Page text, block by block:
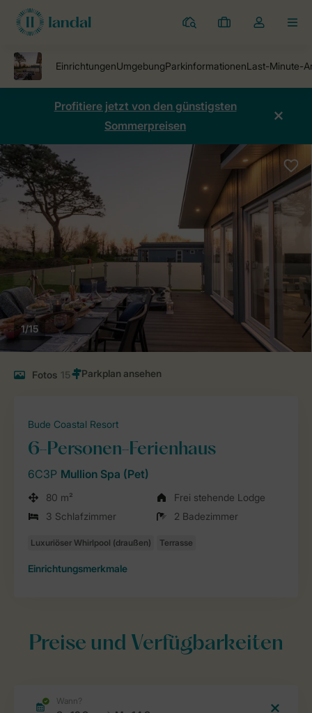
Ferienparks
Meine
Dropdown-
öffnen
Profitiere jetzt von den günstigsten
Sommerpreisen
1/15
Fotos 15
Bude Coastal Resort
6-Personen-Ferienhaus
6C3P Mullion Spa (Pet)
80 m²
Frei stehende Lodge
3 Schlafzimmer
2 Badezimmer
Einrichtungsmerkmale
Preise und Verfügbarkeiten